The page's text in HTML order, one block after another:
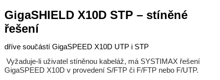
GigaSHIELD X10D STP – stíněné
řešení
dříve součástí GigaSPEED X10D UTP i STP
Vyžaduje-li uživatel stíněnou kabeláž, má SYSTIMAX řešení
GigaSPEED X10D v provedení S/FTP či F/FTP nebo F/UTP.